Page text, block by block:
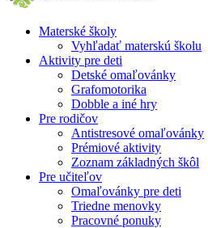
Materské školy
Vyhľadať materskú školu
Aktivity pre deti
Detské omaľovánky
Grafomotorika
Dobble a iné hry
Pre rodičov
Antistresové omaľovánky
Prémiové aktivity
Zoznam základných škôl
Pre učiteľov
Omaľovánky pre deti
Triedne menovky
Pracovné ponuky